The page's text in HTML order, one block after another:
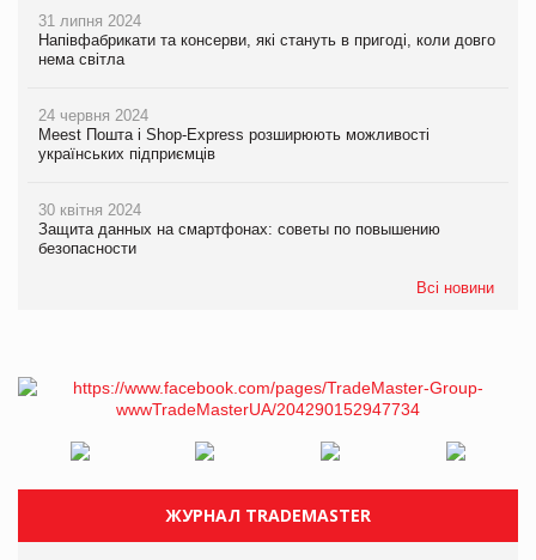
31 липня 2024
Напівфабрикати та консерви, які стануть в пригоді, коли довго
нема світла
24 червня 2024
Meest Пошта і Shop-Express розширюють можливості
українських підприємців
30 квітня 2024
Защита данных на смартфонах: советы по повышению
безопасности
Всі новини
ЖУРНАЛ TRADEMASTER